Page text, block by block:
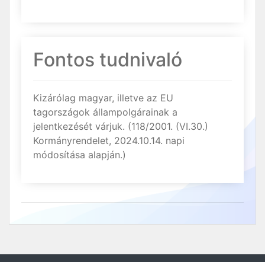
Fontos tudnivaló
Kizárólag magyar, illetve az EU
tagországok állampolgárainak a
jelentkezését várjuk. (118/2001. (VI.30.)
Kormányrendelet, 2024.10.14. napi
módosítása alapján.)